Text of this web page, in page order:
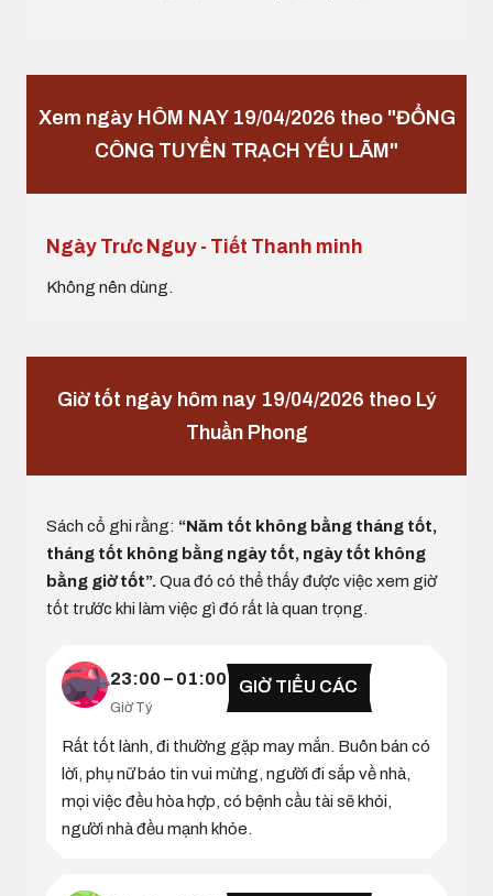
Xem ngày HÔM NAY 19/04/2026 theo "ĐỔNG
CÔNG TUYỂN TRẠCH YẾU LÃM"
Ngày Trưc Nguy - Tiết Thanh minh
Không nên dùng.
Giờ tốt ngày hôm nay 19/04/2026 theo Lý
Thuần Phong
Sách cổ ghi rằng: “Năm tốt không bằng tháng tốt,
tháng tốt không bằng ngày tốt, ngày tốt không
bằng giờ tốt”. Qua đó có thể thấy được việc xem giờ
tốt trước khi làm việc gì đó rất là quan trọng.
23:00 – 01:00
Giờ Tý
GIỜ TIỂU CÁC
Rất tốt lành, đi thường gặp may mắn. Buôn bán có
lời, phụ nữ báo tin vui mừng, người đi sắp về nhà,
mọi việc đều hòa hợp, có bệnh cầu tài sẽ khỏi,
người nhà đều mạnh khỏe.